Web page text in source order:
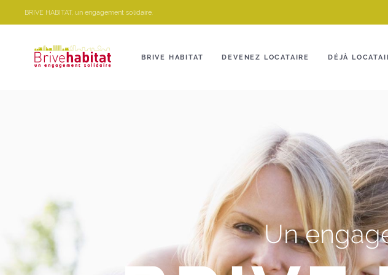
BRIVE HABITAT, un engagement solidaire.
BRIVE HABITAT DEVENEZ LOCATAIRE DÉJÀ
Un
Panneau de gestion des cookies